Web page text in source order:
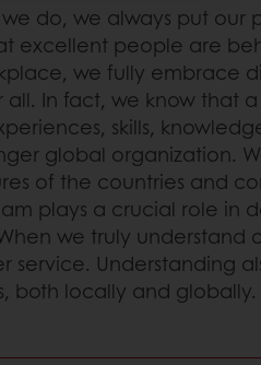
do, we always put our
excellent people are
we fully embrace
In fact, we know that
skills,
global organization.
of the countries and
plays a crucial role in
we truly understand
service. Understanding
both locally and globally.